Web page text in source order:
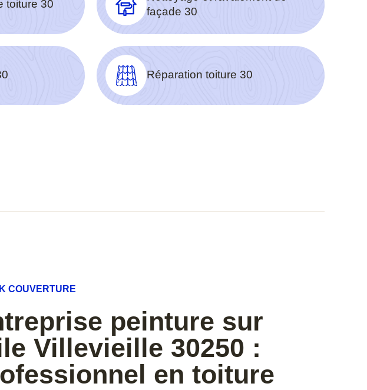
toiture 30
façade 30
Réparation toiture 30
COUVERTURE
peinture sur
Villevieille 30250 :
en toiture